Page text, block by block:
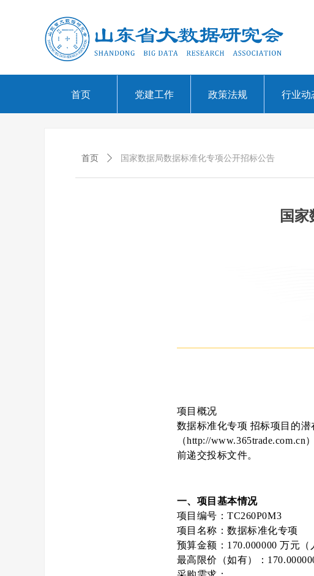
首页 党建工作 政策法规 行业动
国
项目概况
数据标准化专项 招标项目的
（http://
前递交投标文件。
一、项目基本情况
项目编号：TC260P0M3
项目名称：数据标准化专项
预算金额：170.000000 万元（
最高限价（如有）：
首页 ꄲ 国家数据局数据标准化专项公开招标公告